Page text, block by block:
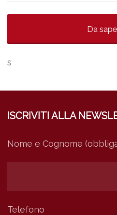
Da
s
ISCRIVITI ALLA
Nome e Cognome
Telefono